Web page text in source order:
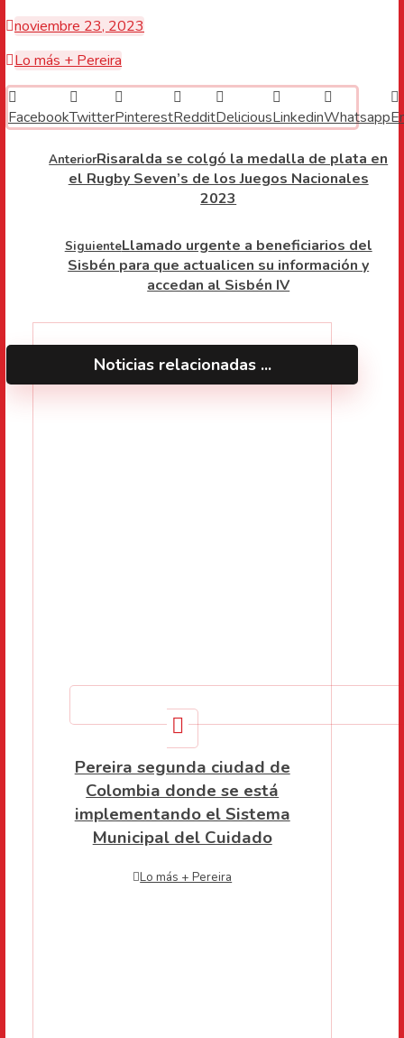
noviembre 23, 2023
Lo más + Pereira
FacebookTwitterPinterestRedditDeliciousLinkedinWhatsapp
AnteriorRisaralda se colgó la medalla de plata en
el Rugby Seven’s de los Juegos Nacionales
2023
SiguienteLlamado urgente a beneficiarios del
Sisbén para que actualicen su información y
accedan al Sisbén IV
Noticias relacionadas ...
Pereira segunda ciudad de
Colombia donde se está
implementando el Sistema
Municipal del Cuidado
Lo más + Pereira